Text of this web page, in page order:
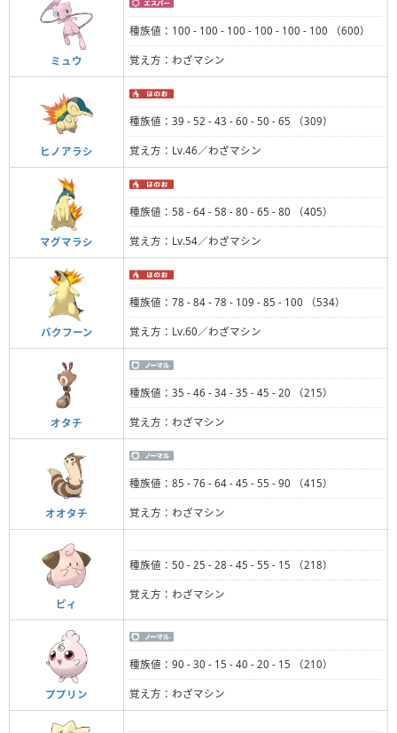
ミュウ
種族値：100 - 100 - 100 - 100 - 100 - 100 （600）
覚え方：わざマシン
ヒノアラシ
種族値：39 - 52 - 43 - 60 - 50 - 65 （309）
覚え方：Lv.46／わざマシン
マグマラシ
種族値：58 - 64 - 58 - 80 - 65 - 80 （405）
覚え方：Lv.54／わざマシン
バクフーン
種族値：78 - 84 - 78 - 109 - 85 - 100 （534）
覚え方：Lv.60／わざマシン
オタチ
種族値：35 - 46 - 34 - 35 - 45 - 20 （215）
覚え方：わざマシン
オオタチ
種族値：85 - 76 - 64 - 45 - 55 - 90 （415）
覚え方：わざマシン
ピィ
種族値：50 - 25 - 28 - 45 - 55 - 15 （218）
覚え方：わざマシン
ププリン
種族値：90 - 30 - 15 - 40 - 20 - 15 （210）
覚え方：わざマシン